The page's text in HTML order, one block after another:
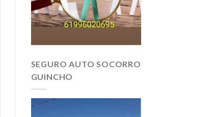
SEGURO AUTO SOCORRO
GUINCHO